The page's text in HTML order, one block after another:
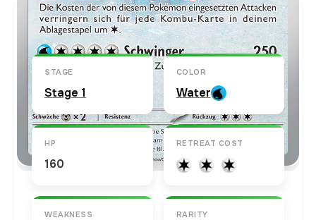
Karten-Info Englische Version →
STAGE
Stage 1
COLOR
Water
HP
160
RETREAT COST
WEAKNESS RARITY